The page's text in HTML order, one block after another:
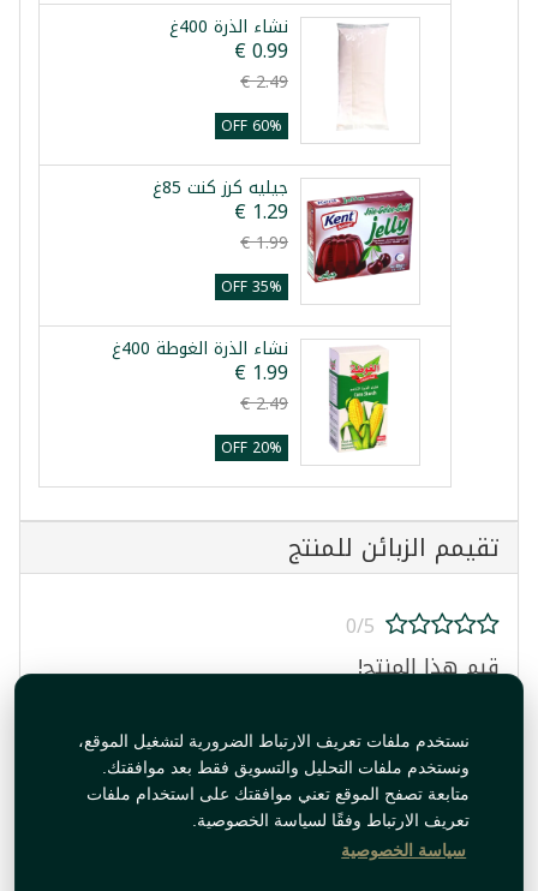
نستخدم ملفات تعريف الارتباط الضرورية لتشغيل الموقع،
ونستخدم ملفات التحليل والتسويق فقط بعد موافقتك.
متابعة تصفح الموقع تعني موافقتك على استخدام ملفات
تعريف الارتباط وفقًا لسياسة الخصوصية.
سياسة الخصوصية
نشاء الذرة 400غ
60% OFF
جيليه كرز كنت 85غ
35% OFF
نشاء الذرة الغوطة 400غ
20% OFF
تقيمم الزبائن للمنتج
0/5
قيم هذا المنتج!
قيم المنتج